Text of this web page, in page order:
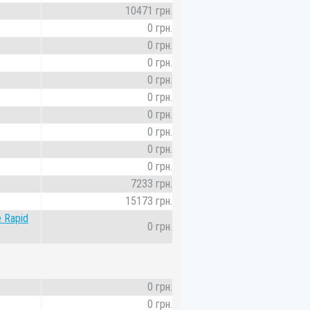
10471 грн.
0 грн.
0 грн.
0 грн.
0 грн.
0 грн.
0 грн.
0 грн.
0 грн.
0 грн.
7233 грн.
15173 грн.
Rapid
0 грн.
0 грн.
0 грн.